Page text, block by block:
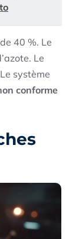
40 %. Le
Le
système
conforme